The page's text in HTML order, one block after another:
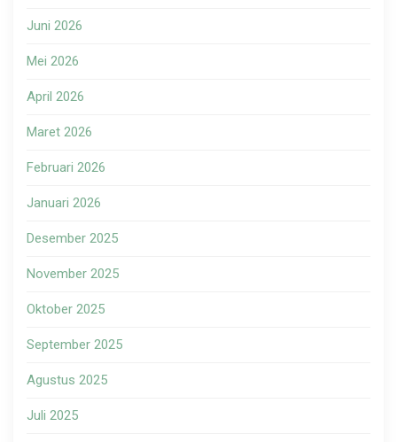
Juni 2026
Mei 2026
April 2026
Maret 2026
Februari 2026
Januari 2026
Desember 2025
November 2025
Oktober 2025
September 2025
Agustus 2025
Juli 2025